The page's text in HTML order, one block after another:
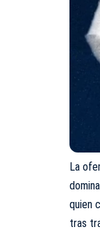
La
quien
tras